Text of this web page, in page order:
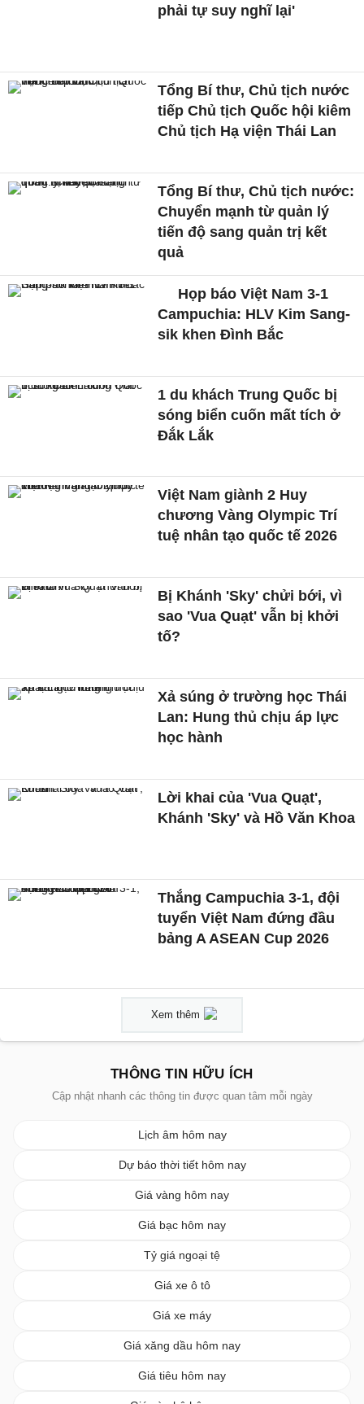
phải tự suy nghĩ lại'
Tổng Bí thư, Chủ tịch nước
tiếp Chủ tịch Quốc hội kiêm
Chủ tịch Hạ viện Thái Lan
Tổng Bí thư, Chủ tịch nước:
Chuyển mạnh từ quản lý
tiến độ sang quản trị kết
quả
Họp báo Việt Nam 3-1
Campuchia: HLV Kim Sang-
sik khen Đình Bắc
1 du khách Trung Quốc bị
sóng biển cuốn mất tích ở
Đắk Lắk
Việt Nam giành 2 Huy
chương Vàng Olympic Trí
tuệ nhân tạo quốc tế 2026
Bị Khánh 'Sky' chửi bới, vì
sao 'Vua Quạt' vẫn bị khởi
tố?
Xả súng ở trường học Thái
Lan: Hung thủ chịu áp lực
học hành
Lời khai của 'Vua Quạt',
Khánh 'Sky' và Hồ Văn Khoa
Thắng Campuchia 3-1, đội
tuyển Việt Nam đứng đầu
bảng A ASEAN Cup 2026
Xem thêm
THÔNG TIN HỮU ÍCH
Cập nhật nhanh các thông tin được quan tâm mỗi ngày
Lịch âm hôm nay
Dự báo thời tiết hôm nay
Giá vàng hôm nay
Giá bạc hôm nay
Tỷ giá ngoại tệ
Giá xe ô tô
Giá xe máy
Giá xăng dầu hôm nay
Giá tiêu hôm nay